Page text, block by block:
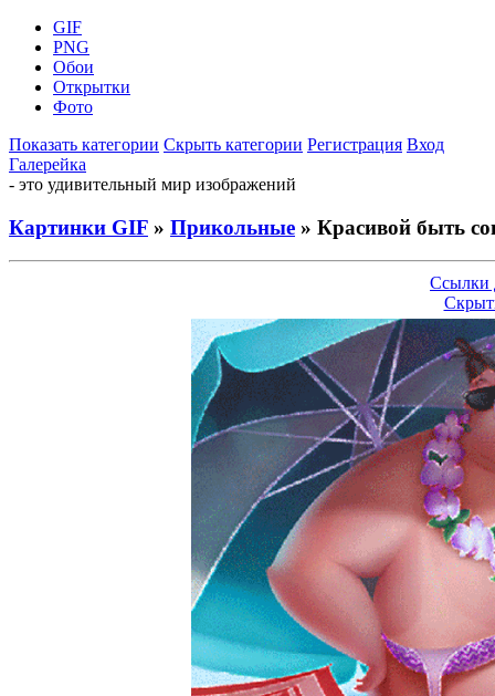
GIF
PNG
Обои
Открытки
Фото
Показать категории Скрыть категории Регистрация Вход
Галерейка
- это удивительный мир изображений
Картинки GIF » Прикольные » Красивой быть
Ссылки